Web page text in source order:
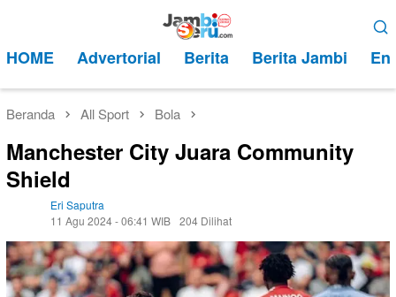
kontenMobile
HOME Advertorial Berita Berita Jambi
Beranda All Sport Bola
Manchester City Juara Community
Shield
Eri Saputra
11 Agu 2024 - 06:41 WIB 204 Dilihat